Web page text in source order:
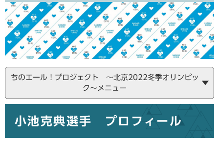
ちのエール！プロジェクト ～北京2022冬季オリンピッ
ク～メニュー
小池克典選手 プロフィール